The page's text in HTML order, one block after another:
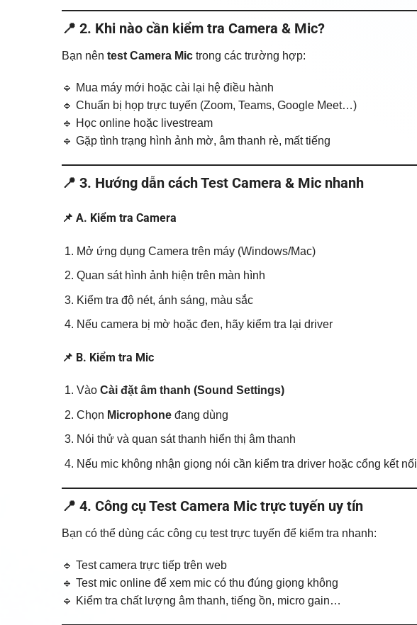
📍 2. Khi nào cần kiểm tra Camera & Mic?
Bạn nên test Camera Mic trong các trường hợp:
🔹 Mua máy mới hoặc cài lại hệ điều hành
🔹 Chuẩn bị họp trực tuyến (Zoom, Teams, Google Meet…)
🔹 Học online hoặc livestream
🔹 Gặp tình trạng hình ảnh mờ, âm thanh rè, mất tiếng
📍 3. Hướng dẫn cách Test Camera & Mic nhanh
📌 A. Kiểm tra Camera
Mở ứng dụng Camera trên máy (Windows/Mac)
Quan sát hình ảnh hiện trên màn hình
Kiểm tra độ nét, ánh sáng, màu sắc
Nếu camera bị mờ hoặc đen, hãy kiểm tra lại driver
📌 B. Kiểm tra Mic
Vào Cài đặt âm thanh (Sound Settings)
Chọn Microphoneđang dùng
Nói thử và quan sát thanh hiển thị âm thanh
Nếu mic không nhận giọng nói cần kiểm tra driver hoặc cổng kết nối
📍 4. Công cụ Test Camera Mic trực tuyến uy tín
Bạn có thể dùng các công cụ test trực tuyến để kiểm tra nhanh:
🔹 Test camera trực tiếp trên web
🔹 Test mic online để xem mic có thu đúng giọng không
🔹 Kiểm tra chất lượng âm thanh, tiếng ồn, micro gain…